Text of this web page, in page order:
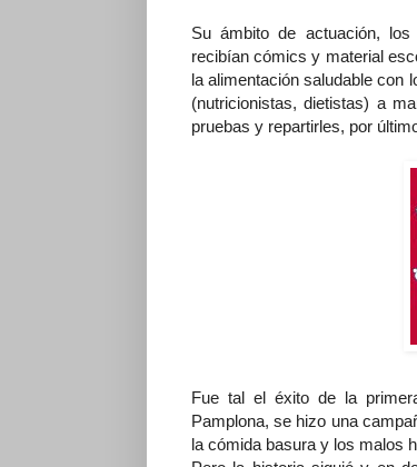
Su ámbito de actuación,
recibían cómics y material
la alimentación saludable con
(nutricionistas, dietistas) a
pruebas y repartirles, por
Fue tal el éxito de la
Pamplona, se hizo una
la cómida basura y los malos